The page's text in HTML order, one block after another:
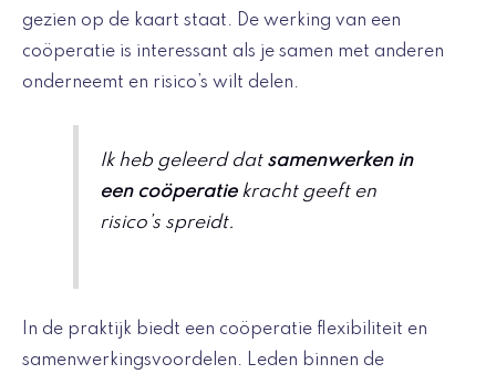
gezien op de kaart staat. De werking van een
coöperatie is interessant als je samen met anderen
onderneemt en risico’s wilt delen.
Ik heb geleerd dat samenwerken in
een coöperatiekracht geeft en
risico’s spreidt.
In de praktijk biedt een coöperatie flexibiliteit en
samenwerkingsvoordelen. Leden binnen de